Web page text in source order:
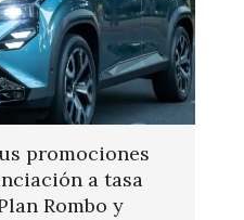
promociones
a tasa
Rombo y